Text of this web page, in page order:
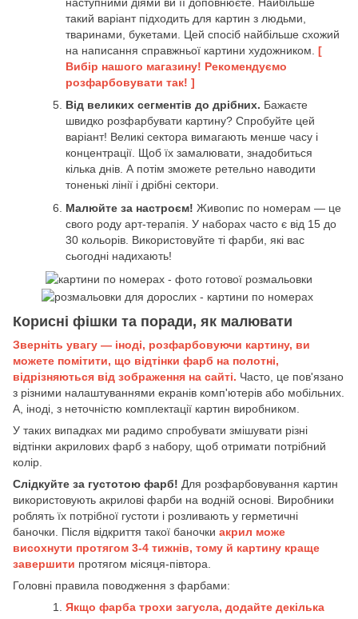
такий варіант підходить для картин з людьми,
тваринами, букетами. Цей спосіб найбільше схожий
на написання справжньої картини художником. [
Вибір нашого магазину! Рекомендуємо
розфарбовувати так! ]
Від великих сегментів до дрібних. Бажаєте
швидко розфарбувати картину? Спробуйте цей
варіант! Великі сектора вимагають менше часу і
концентрації. Щоб їх замалювати, знадобиться
кілька днів. А потім зможете ретельно наводити
тоненькі лінії і дрібні сектори.
Малюйте за настроєм! Живопис по номерам — це
свого роду арт-терапія. У наборах часто є від 15 до
30 кольорів. Використовуйте ті фарби, які вас
сьогодні надихають!
Корисні фішки та поради, як малювати
Зверніть увагу — іноді, розфарбовуючи картину, ви
можете помітити, що відтінки фарб на полотні,
відрізняються від зображення на сайті. Часто, це пов'язано
з різними налаштуваннями екранів комп'ютерів або мобільних.
А, іноді, з неточністю комплектації картин виробником.
У таких випадках ми радимо спробувати змішувати різні
відтінки акрилових фарб з набору, щоб отримати потрібний
колір.
Слідкуйте за густотою фарб! Для розфарбовування картин
використовують акрилові фарби на водній основі. Виробники
роблять їх потрібної густоти і розливають у герметичні
баночки. Після відкриття такої баночки акрил може
висохнути протягом 3-4 тижнів, тому й картину краще
завершити протягом місяця-півтора.
Головні правила поводження з фарбами:
Якщо фарба трохи загусла, додайте декілька